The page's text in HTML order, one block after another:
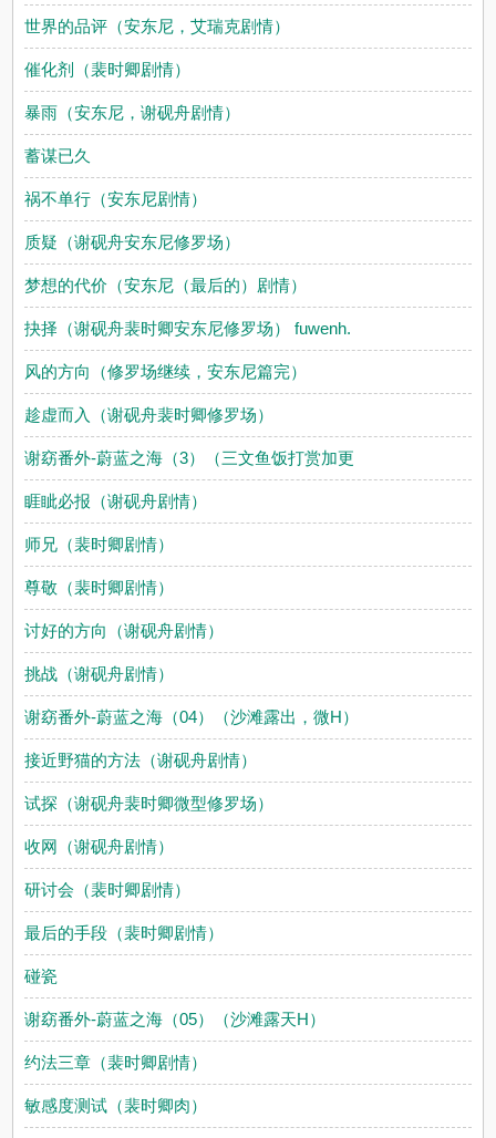
世界的品评（安东尼，艾瑞克剧情）
催化剂（裴时卿剧情）
暴雨（安东尼，谢砚舟剧情）
蓄谋已久
祸不单行（安东尼剧情）
质疑（谢砚舟安东尼修罗场）
梦想的代价（安东尼（最后的）剧情）
抉择（谢砚舟裴时卿安东尼修罗场） fuwenh.
风的方向（修罗场继续，安东尼篇完）
趁虚而入（谢砚舟裴时卿修罗场）
谢窈番外-蔚蓝之海（3）（三文鱼饭打赏加更
睚眦必报（谢砚舟剧情）
师兄（裴时卿剧情）
尊敬（裴时卿剧情）
讨好的方向（谢砚舟剧情）
挑战（谢砚舟剧情）
谢窈番外-蔚蓝之海（04）（沙滩露出，微H）
接近野猫的方法（谢砚舟剧情）
试探（谢砚舟裴时卿微型修罗场）
收网（谢砚舟剧情）
研讨会（裴时卿剧情）
最后的手段（裴时卿剧情）
碰瓷
谢窈番外-蔚蓝之海（05）（沙滩露天H）
约法三章（裴时卿剧情）
敏感度测试（裴时卿肉）